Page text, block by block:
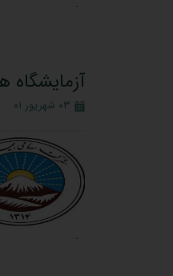
آزمایشگاه
۰۳ شهریور ۰۱